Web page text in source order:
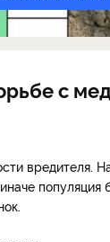
с
вредителя.
популяция